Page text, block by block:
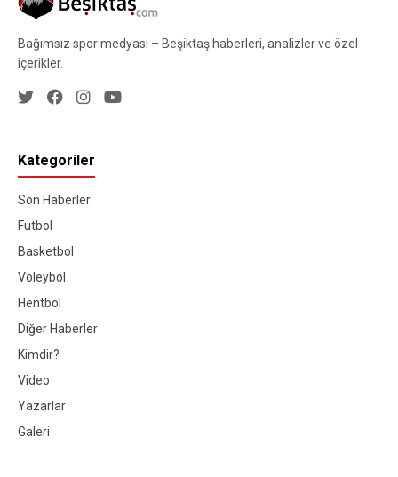
Bağımsız spor medyası – Beşiktaş haberleri, analizler ve özel
içerikler.
Kategoriler
Son Haberler
Futbol
Basketbol
Voleybol
Hentbol
Diğer Haberler
Kimdir?
Video
Yazarlar
Galeri